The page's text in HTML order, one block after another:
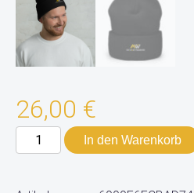
26,00 €
AirWürttemberg-
Umschlagmütze
In den Warenkorb